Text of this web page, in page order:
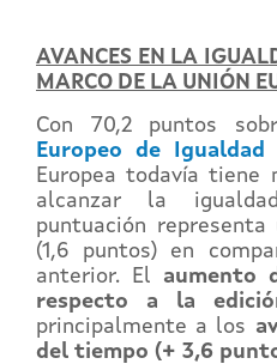
AVANCES EN LA
MARCO DE LA UNIÓN
Con 70,2 puntos
Europeo de Igualdad
Europea todavía tiene
alcanzar la
puntuación representa
(1,6 puntos) en
anterior. El aumento
respecto a la
principalmente a los
del tiempo (+ 3,6